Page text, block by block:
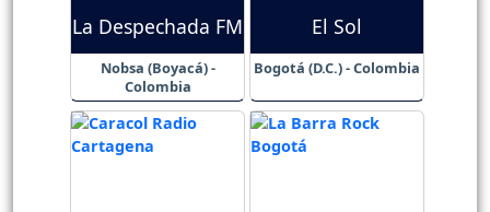
La Despechada FM
Nobsa (Boyacá) -
Colombia
El Sol
Bogotá (D.C.) - Colombia